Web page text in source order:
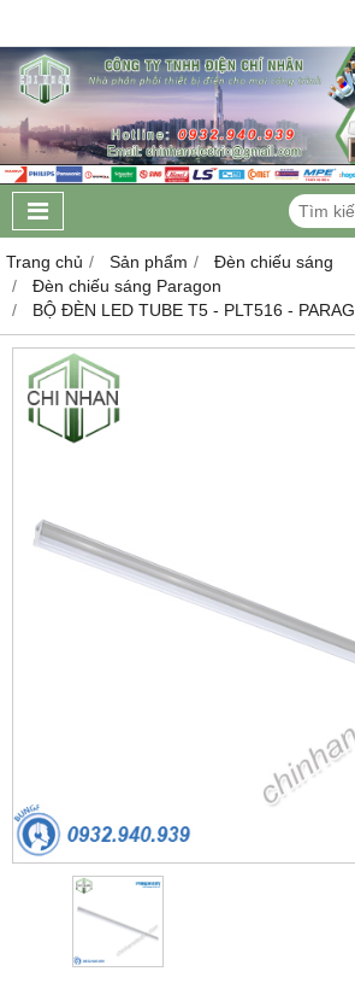
Trang chủ Sản phẩm
Đèn chiếu sáng
Đèn chiếu sáng Paragon
BỘ ĐÈN LED TUBE T5 - PLT516 -